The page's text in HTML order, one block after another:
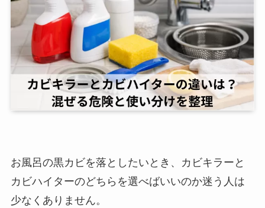
お風呂の黒カビを落としたいとき、カビキラーと
カビハイターのどちらを選べばいいのか迷う人は
少なくありません。